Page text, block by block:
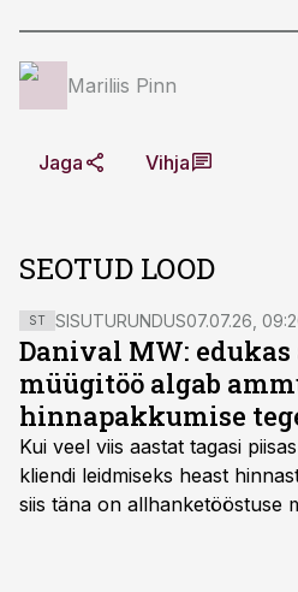
Mariliis Pinn
Jaga Vihja
SEOTUD LOOD
ST SISUTURUNDUS07.07.26,
Danival MW:
müügitöö algab
hinnapakkumise
Kui veel viis aastat tagasi
kliendi leidmiseks heast
siis täna on allhanketööstuse